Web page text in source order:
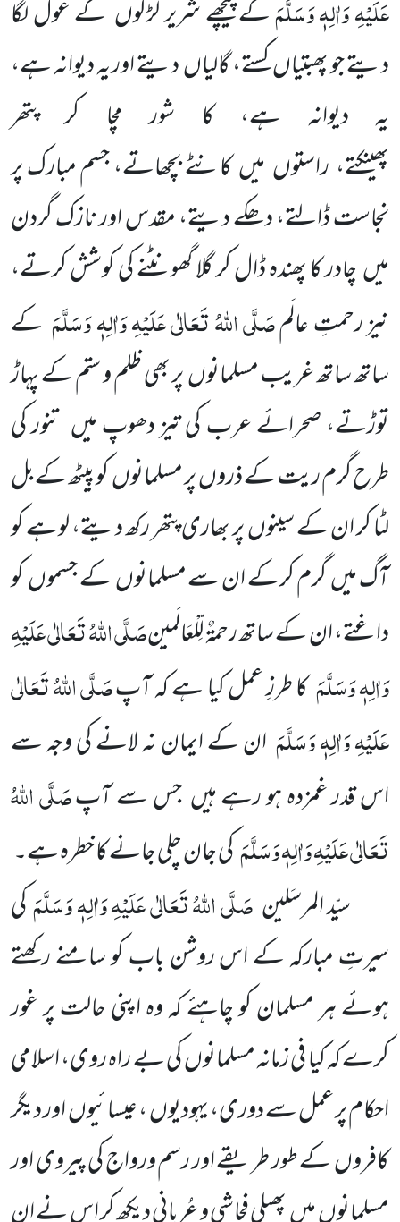
عَلَیْہِ وَاٰلِہٖ وَسَلَّمَکے پیچھے شریر لڑکوں کے غول لگا
دیتے جو پھبتیاں کستے، گالیاں دیتے اور یہ دیوانہ ہے،
یہ دیوانہ ہے، کا شور مچا کر پتھر
پھینکتے، راستوں میں کانٹے بچھاتے، جسم مبارک پر
نجاست ڈالتے، دھکے دیتے، مقدس اور نازک گردن
میں چادر کا پھندہ ڈال کر گلا گھونٹنے کی کوشش کرتے،
نیز رحمتِ عالَمصَلَّی اللّٰہُ تَعَالٰی عَلَیْہِ وَاٰلِہٖ وَسَلَّمَ کے
ساتھ ساتھ غریب مسلمانوں پر بھی ظلم و ستم کے پہاڑ
توڑتے، صحرائے عرب کی تیز دھوپ میں تنور کی
طرح گرم ریت کے ذروں پر مسلمانوں کو پیٹھ کے بل
لٹا کر ان کے سینوں پر بھاری پتھر رکھ دیتے، لوہے کو
آگ میں گرم کرکے ان سے مسلمانوں کے جسموں کو
داغتے، ان کے ساتھ رحمۃٌ لِّلْعَالَمینصَلَّی اللّٰہُ تَعَالٰی عَلَیْہِ
وَاٰلِہٖ وَسَلَّمَکا طرزِ عمل کیا ہے کہ آپصَلَّی اللّٰہُ تَعَالٰی
عَلَیْہِ وَاٰلِہٖ وَسَلَّمَ ان کے ایمان نہ لانے کی وجہ سے
اس قدر غمزدہ ہو رہے ہیں جس سے آپصَلَّی اللّٰہُ
تَعَالٰی عَلَیْہِ وَاٰلِہٖ وَسَلَّمَکی جان چلی جانے کا خطرہ ہے۔
سیّد المرسَلین صَلَّی اللّٰہُ تَعَالٰی عَلَیْہِ وَاٰلِہٖ وَسَلَّمَکی
سیرتِ مبارکہ کے اس روشن باب کو سامنے رکھتے
ہوئے ہر مسلمان کو چاہئے کہ وہ اپنی حالت پر غور
کرے کہ کیا فی زمانہ مسلمانوں کی بے راہ روی، اسلامی
احکام پر عمل سے دوری، یہودیوں ، عیسائیوں اور دیگر
کافروں کے طور طریقے اور رسم ورواج کی پیروی اور